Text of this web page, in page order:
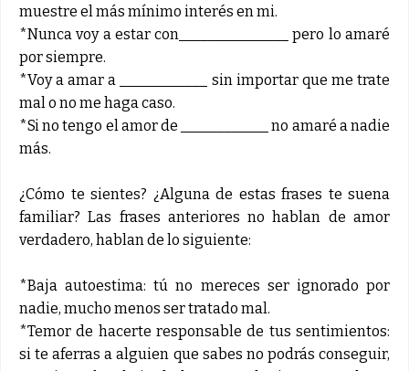
muestre el más mínimo interés en mi.
*Nunca voy a estar con_______________ pero lo amaré
por siempre.
*Voy a amar a ____________ sin importar que me trate
mal o no me haga caso.
*Si no tengo el amor de ____________ no amaré a nadie
más.
¿Cómo te sientes? ¿Alguna de estas frases te suena
familiar? Las frases anteriores no hablan de amor
verdadero, hablan de lo siguiente:
*Baja autoestima: tú no mereces ser ignorado por
nadie, mucho menos ser tratado mal.
*Temor de hacerte responsable de tus sentimientos:
si te aferras a alguien que sabes no podrás conseguir,